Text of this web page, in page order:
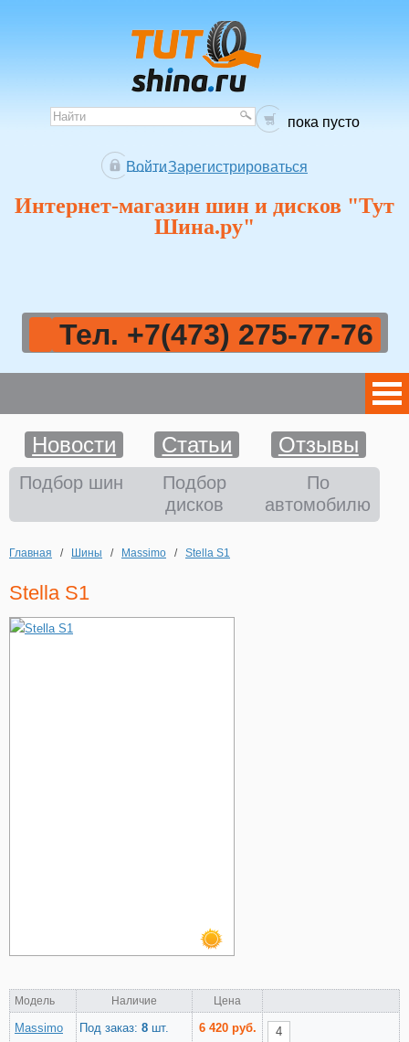
пока пусто
Зарегистрироваться
Войти
Интернет-магазин шин и дисков "Тут
Шина.ру"
Тел. +7(473) 275-77-76
Шины
Диски
Аккумуляторы
Аксессуары
Новости Статьи Отзывы
Подбор шин
Подбор
дисков
По
автомобилю
Главная / Шины / Massimo / Stella S1
Stella S1
Модель Наличие Цена
Massimo
Под заказ: 8 шт.
6 420 руб.